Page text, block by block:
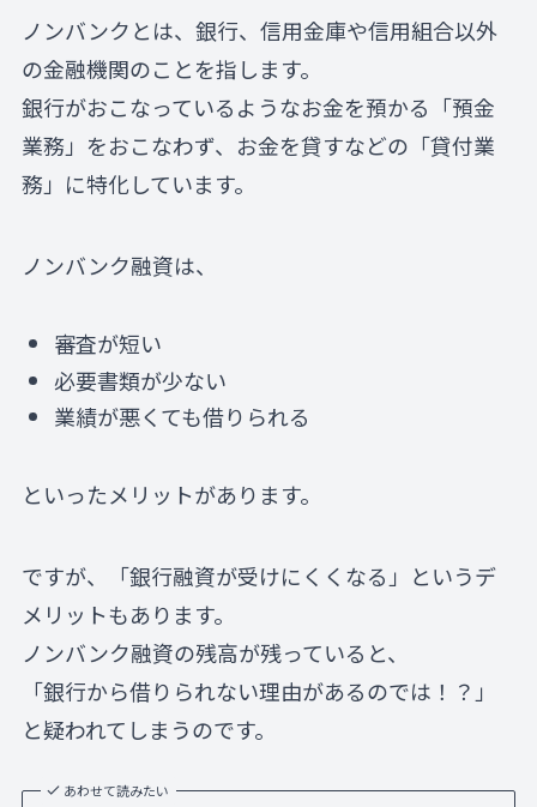
ノンバンクとは、銀行、信用金庫や信用組合以外
の金融機関のことを指します。
銀行がおこなっているようなお金を預かる「預金
業務」をおこなわず、お金を貸すなどの「貸付業
務」に特化しています。
ノンバンク融資は、
審査が短い
必要書類が少ない
業績が悪くても借りられる
といったメリットがあります。
ですが、「銀行融資が受けにくくなる」というデ
メリットもあります。
ノンバンク融資の残高が残っていると、
「銀行から借りられない理由があるのでは！？」
と疑われてしまうのです。
あわせて読みたい